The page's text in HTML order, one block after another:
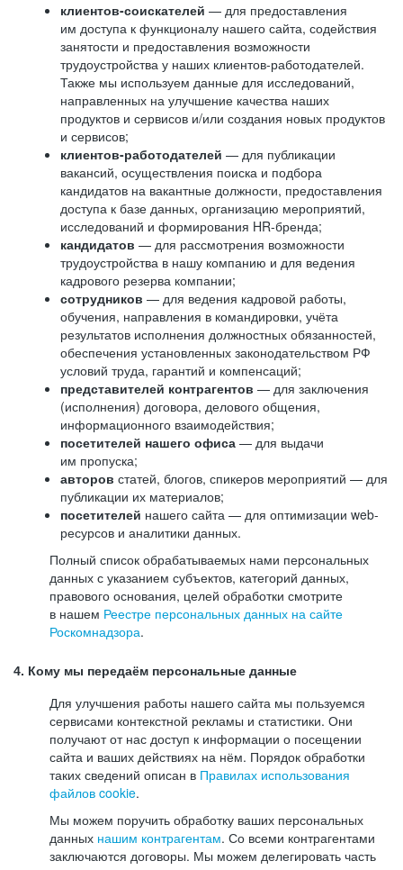
клиентов-соискателей — для предоставления
им доступа к функционалу нашего сайта, содействия
занятости и предоставления возможности
трудоустройства у наших клиентов-работодателей.
Также мы используем данные для исследований,
направленных на улучшение качества наших
продуктов и сервисов и/или создания новых продуктов
и сервисов;
клиентов-работодателей — для публикации
вакансий, осуществления поиска и подбора
кандидатов на вакантные должности, предоставления
доступа к базе данных, организацию мероприятий,
исследований и формирования HR-бренда;
кандидатов — для рассмотрения возможности
трудоустройства в нашу компанию и для ведения
кадрового резерва компании;
сотрудников — для ведения кадровой работы,
обучения, направления в командировки, учёта
результатов исполнения должностных обязанностей,
обеспечения установленных законодательством РФ
условий труда, гарантий и компенсаций;
представителей контрагентов — для заключения
(исполнения) договора, делового общения,
информационного взаимодействия;
посетителей нашего офиса — для выдачи
им пропуска;
авторов статей, блогов, спикеров мероприятий — для
публикации их материалов;
посетителей нашего сайта — для оптимизации web-
ресурсов и аналитики данных.
Полный список обрабатываемых нами персональных
данных с указанием субъектов, категорий данных,
правового основания, целей обработки смотрите
в нашем Реестре персональных данных на сайте
Роскомнадзора.
4. Кому мы передаём персональные данные
Для улучшения работы нашего сайта мы пользуемся
сервисами контекстной рекламы и статистики. Они
получают от нас доступ к информации о посещении
сайта и ваших действиях на нём. Порядок обработки
таких сведений описан в Правилах использования
файлов cookie.
Мы можем поручить обработку ваших персональных
данных нашим контрагентам. Со всеми контрагентами
заключаются договоры. Мы можем делегировать часть